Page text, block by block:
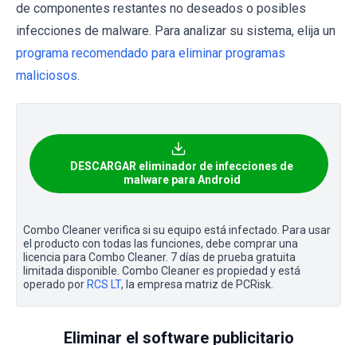
de componentes restantes no deseados o posibles
infecciones de malware. Para analizar su sistema, elija un
programa recomendado para eliminar programas
maliciosos.
DESCARGAR eliminador de infecciones de
malware para Android
Combo Cleaner verifica si su equipo está infectado. Para usar
el producto con todas las funciones, debe comprar una
licencia para Combo Cleaner. 7 días de prueba gratuita
limitada disponible. Combo Cleaner es propiedad y está
operado por RCS LT, la empresa matriz de PCRisk.
Eliminar el software publicitario